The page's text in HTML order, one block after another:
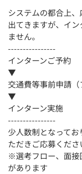
システムの都合上
出てきますが、イ
ません。
----------------
インターンご予約
▼
交通費等事前申請（
▼
インターン実施
----------------
少人数制となって
ただきご応募くださ
※選考フロー、面接
があります